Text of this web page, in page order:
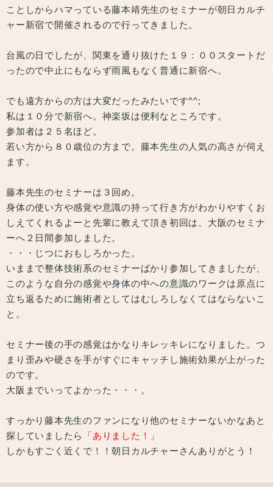
ことしからハマっている藤本靖先生のセミナーが朝日カルチ
ャー新宿で開催されるので行ってきました。
台風の日でしたが、関東を通り抜けた１９：００スタートだ
ったので中止にもならず雨風もなく普通に新宿へ。
でも遠方からの方は大変だったみたいです^^;
私は１０分で新宿へ。神楽坂は便利なところです。
参加者は２５名ほど。
若い方から８０歳位の方まで。藤本先生の人気の高さが伺え
ます。
藤本先生のセミナーは３回め。
身体の使い方や感覚や意識の持って行き方がわかりやすくお
しえてくれるよーと先輩に教えて頂き初回は、大阪のセミナ
ーへ２日間参加しました。
・・・じつにおもしろかった。
いままで整体技術系のセミナーばかり参加してきましたが、
このような自分の感覚や身体の中への意識のワークは原点に
立ち返るために施術者としてはむしろしなくてはならないこ
と。
セミナー後の手の感覚はかなりキレッキレになりました。つ
まり歪みや硬さを手がすぐにキャッチし施術効果が上がった
のです。
大阪までいってよかった・・・。
すっかり藤本先生のファンになり他のセミナーないかなあと
探していましたら
「ありました！」
しかもすごく近くで！！朝日カルチャーさんありがとう！